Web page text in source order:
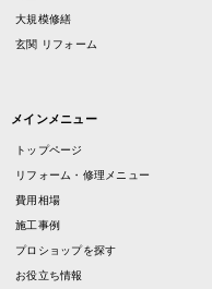
大規模修繕
玄関 リフォーム
メインメニュー
トップページ
リフォーム・修理メニュー
費用相場
施工事例
プロショップを探す
お役立ち情報